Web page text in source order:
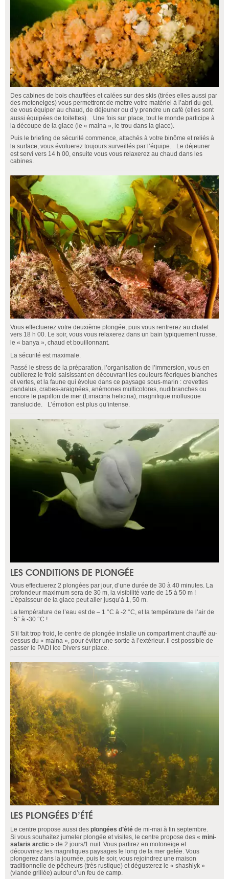
Des cabines de bois chauffées et calées sur des skis (tirées elles aussi par
des motoneiges) vous permettront de mettre votre matériel à l’abri du gel,
de vous équiper au chaud, de déjeuner ou d’y prendre un café (elles sont
aussi équipées de toilettes). Une fois sur place, tout le monde participe à
la découpe de la glace (le « maina », le trou dans la glace).
Puis le briefing de sécurité commence, attachés à votre binôme et reliés à
la surface, vous évoluerez toujours surveillés par l’équipe. Le déjeuner
est servi vers 14 h 00, ensuite vous vous relaxerez au chaud dans les
cabines.
Vous effectuerez votre deuxième plongée, puis vous rentrerez au chalet
vers 18 h 00. Le soir, vous vous relaxerez dans un bain typiquement russe,
le « banya », chaud et bouillonnant.
La sécurité est maximale.
Passé le stress de la préparation, l’organisation de l’immersion, vous en
oublierez le froid saisissant en découvrant les couleurs féeriques blanches
et vertes, et la faune qui évolue dans ce paysage sous-marin : crevettes
pandalus, crabes-araignées, anémones multicolores, nudibranches ou
encore le papillon de mer (Limacina helicina), magnifique mollusque
translucide. L’émotion est plus qu’intense.
LES CONDITIONS DE PLONGÉE
Vous effectuerez 2 plongées par jour, d’une durée de 30 à 40 minutes. La
profondeur maximum sera de 30 m, la visibilité varie de 15 à 50 m !
L’épaisseur de la glace peut aller jusqu’à 1, 50 m.
La température de l’eau est de – 1 °C à -2 °C, et la température de l’air de
+5° à -30 °C !
S’il fait trop froid, le centre de plongée installe un compartiment chauffé au-
dessus du « maina », pour éviter une sortie à l’extérieur. Il est possible de
passer le PADI Ice Divers sur place.
LES PLONGÉES D’ÉTÉ
Le centre propose aussi des plongées d’été de mi-mai à fin septembre.
Si vous souhaitez jumeler plongée et visites, le centre propose des « mini-
safaris arctic » de 2 jours/1 nuit. Vous partirez en motoneige et
découvrirez les magnifiques paysages le long de la mer gelée. Vous
plongerez dans la journée, puis le soir, vous rejoindrez une maison
traditionnelle de pêcheurs (très rustique) et dégusterez le « shashlyk »
(viande grillée) autour d’un feu de camp.